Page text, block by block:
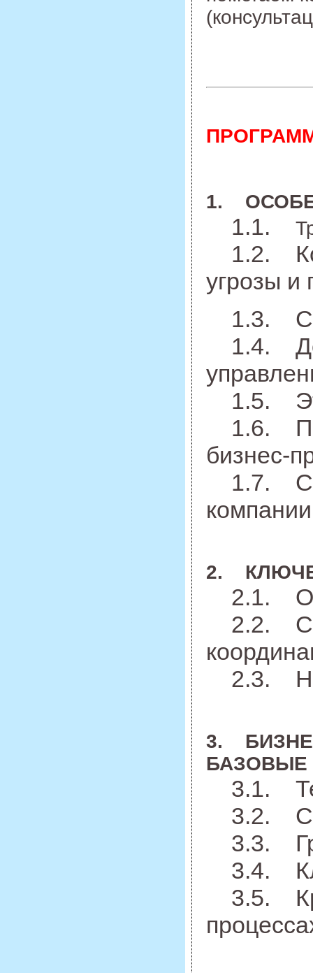
1.
1.1.
1.2.
угрозы и
1.3. С
1.4.
1.5.
1.6.
бизнес-
1.7.
компании
2.
2.1.
2.2.
2.3.
3.
БАЗОВЫЕ
3.1.
3.2.
3.3.
3.4.
3.5.